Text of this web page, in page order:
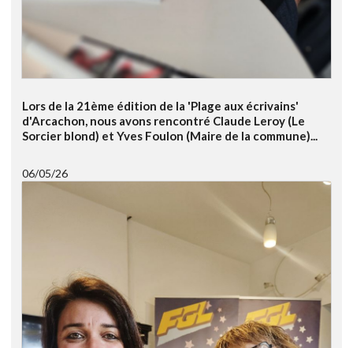
Lors de la 21ème édition de la 'Plage aux écrivains'
d'Arcachon, nous avons rencontré Claude Leroy (Le
Sorcier blond) et Yves Foulon (Maire de la commune)...
06/05/26